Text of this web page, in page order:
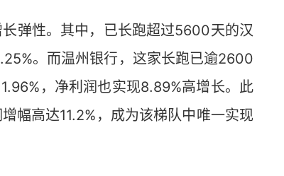
弹性。其中，已长跑超过5600天的汉
。而温州银行，这家长跑已逾2600
，净利润也实现8.89%高增长。此
幅高达11.2%，成为该梯队中唯一实现